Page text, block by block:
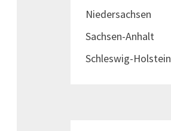
Niedersachsen
Sachsen-Anhalt
Schleswig-Holstein